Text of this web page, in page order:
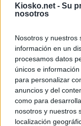
Kiosko.net - Su
nosotros
Nosotros y nuestros
información en un
procesamos datos
únicos e
para personalizar
anuncios y del
como para
nosotros y nuestros
localización